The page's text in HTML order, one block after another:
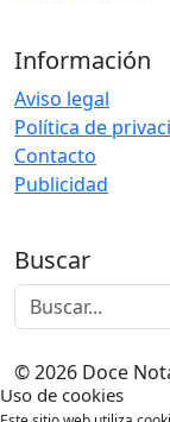
Información
Aviso legal
Política de
Contacto
Publicidad
Buscar
© 2026 Doce
Uso de cookies